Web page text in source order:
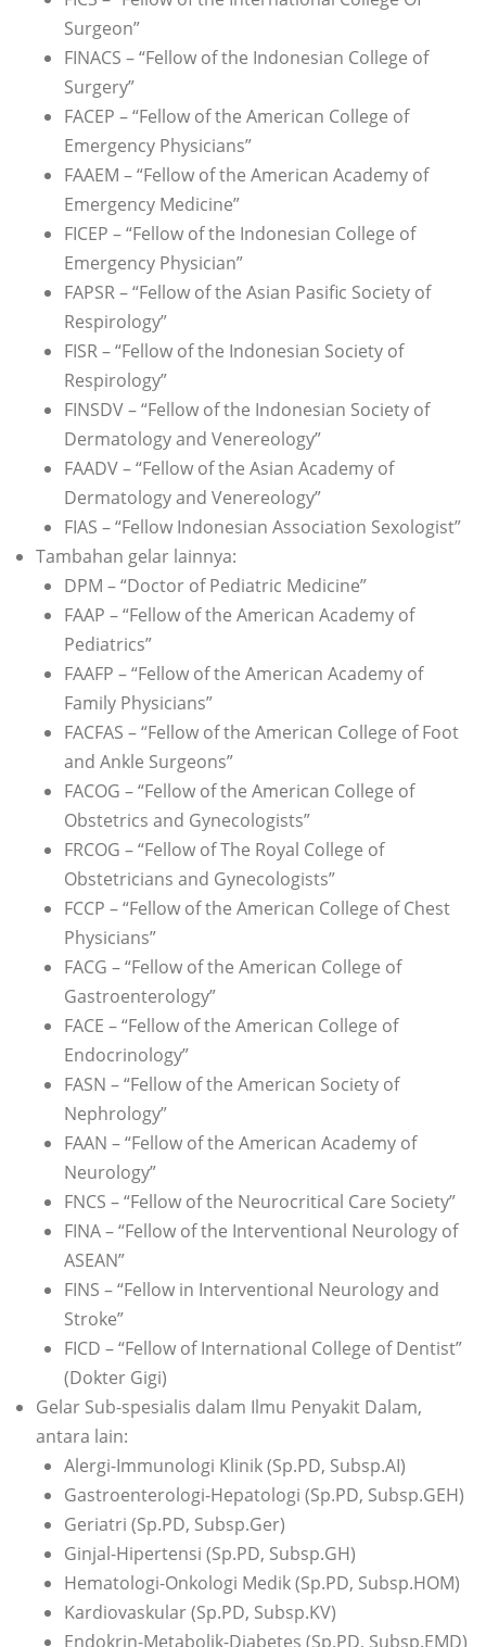
Surgeon”
FINACS – “Fellow of the Indonesian College of
Surgery”
FACEP – “Fellow of the American College of
Emergency Physicians”
FAAEM – “Fellow of the American Academy of
Emergency Medicine”
FICEP – “Fellow of the Indonesian College of
Emergency Physician”
FAPSR – “Fellow of the Asian Pasific Society of
Respirology”
FISR – “Fellow of the Indonesian Society of
Respirology”
FINSDV – “Fellow of the Indonesian Society of
Dermatology and Venereology”
FAADV – “Fellow of the Asian Academy of
Dermatology and Venereology”
FIAS – “Fellow Indonesian Association Sexologist”
Tambahan gelar lainnya:
DPM – “Doctor of Pediatric Medicine”
FAAP – “Fellow of the American Academy of
Pediatrics”
FAAFP – “Fellow of the American Academy of
Family Physicians”
FACFAS – “Fellow of the American College of Foot
and Ankle Surgeons”
FACOG – “Fellow of the American College of
Obstetrics and Gynecologists”
FRCOG – “Fellow of The Royal College of
Obstetricians and Gynecologists”
FCCP – “Fellow of the American College of Chest
Physicians”
FACG – “Fellow of the American College of
Gastroenterology”
FACE – “Fellow of the American College of
Endocrinology”
FASN – “Fellow of the American Society of
Nephrology”
FAAN – “Fellow of the American Academy of
Neurology”
FNCS – “Fellow of the Neurocritical Care Society”
FINA – “Fellow of the Interventional Neurology of
ASEAN”
FINS – “Fellow in Interventional Neurology and
Stroke”
FICD – “Fellow of International College of Dentist”
(Dokter Gigi)
Gelar Sub-spesialis dalam Ilmu Penyakit Dalam,
antara lain:
Alergi-Immunologi Klinik (Sp.PD, Subsp.AI)
Gastroenterologi-Hepatologi (Sp.PD, Subsp.GEH)
Geriatri (Sp.PD, Subsp.Ger)
Ginjal-Hipertensi (Sp.PD, Subsp.GH)
Hematologi-Onkologi Medik (Sp.PD, Subsp.HOM)
Kardiovaskular (Sp.PD, Subsp.KV)
Endokrin-Metabolik-Diabetes (Sp.PD, Subsp.EMD)